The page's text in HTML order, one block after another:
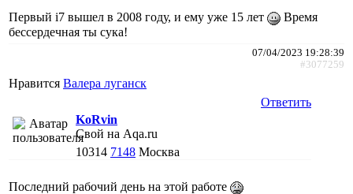
Первый i7 вышел в 2008 году, и ему уже 15 лет
Время
бессердечная ты сука!
07/04/2023 19:28:39
#3077259
Нравится Валера луганск
Ответить
KoRvin
Свой на Aqa.ru
10314 7148 Москва
Последний рабочий день на этой работе